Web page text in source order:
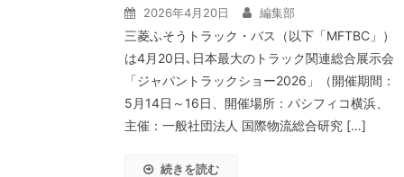
2026年4月20日 編集部
三菱ふそうトラック・バス（以下「MFTBC」）
は4月20日､日本最大のトラック関連総合展示会
「ジャパントラックショー2026」（開催期間：
5月14日～16日、開催場所：パシフィコ横浜、
主催：一般社団法人 国際物流総合研究 […]
続きを読む